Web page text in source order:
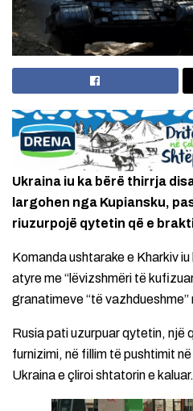
Ukraina iu ka bërë thirrja
largohen nga Kupiansku,
riuzurpojë qytetin që e
Komanda ushtarake e Kharkiv
atyre me “lëvizshmëri të
granatimeve “të
Rusia pati uzurpuar qytetin, një
furnizimi, në fillim të pushtimit
Ukraina e çliroi shtatorin e kaluar.